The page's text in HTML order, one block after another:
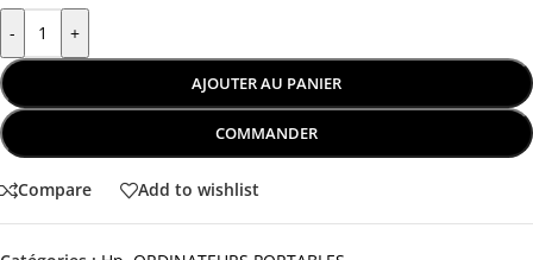
- +
AJOUTER AU PANIER
COMMANDER
Compare Add to wishlist